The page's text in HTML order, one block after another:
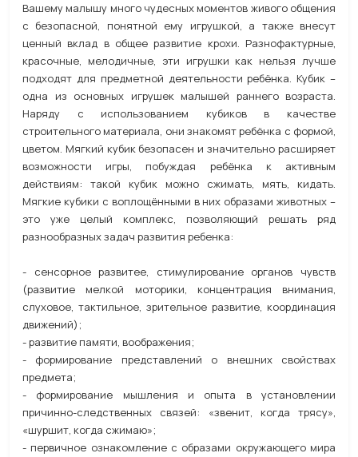
Вашему малышу много чудесных моментов живого общения
с безопасной, понятной ему игрушкой, а также внесут
ценный вклад в общее развитие крохи. Разнофактурные,
красочные, мелодичные, эти игрушки как нельзя лучше
подходят для предметной деятельности ребёнка. Кубик –
одна из основных игрушек малышей раннего возраста.
Наряду с использованием кубиков в качестве
строительного материала, они знакомят ребёнка с формой,
цветом. Мягкий кубик безопасен и значительно расширяет
возможности игры, побуждая ребёнка к активным
действиям: такой кубик можно сжимать, мять, кидать.
Мягкие кубики с воплощёнными в них образами животных –
это уже целый комплекс, позволяющий решать ряд
разнообразных задач развития ребенка:
- сенсорное развитее, стимулирование органов чувств
(развитие мелкой моторики, концентрация внимания,
слуховое, тактильное, зрительное развитие, координация
движений);
- развитие памяти, воображения;
- формирование представлений о внешних свойствах
предмета;
- формирование мышления и опыта в установлении
причинно-следственных связей: «звенит, когда трясу»,
«шуршит, когда сжимаю»;
- первичное ознакомление с образами окружающего мира